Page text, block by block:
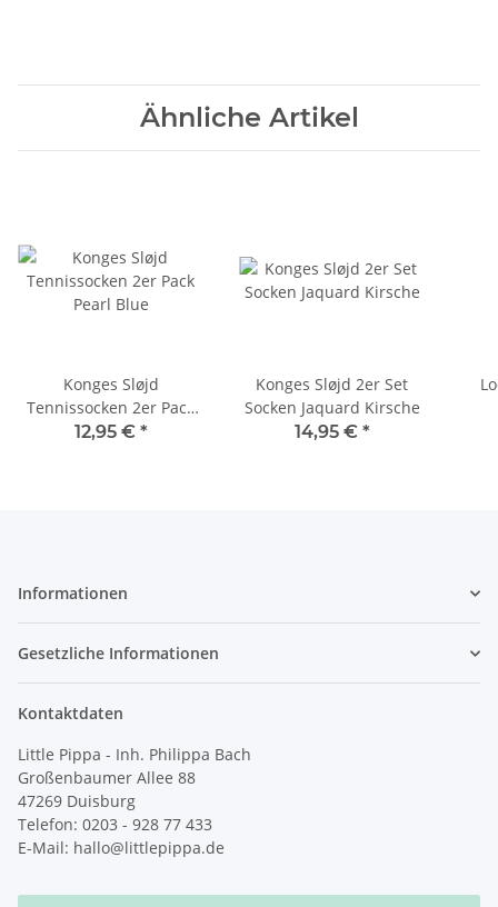
Ähnliche Artikel
Konges Sløjd
Tennissocken 2er Pack
Pearl Blue
12,95 € *
Konges Sløjd 2er Set
Socken Jaquard Kirsche
14,95 € *
Informationen
Gesetzliche Informationen
Kontaktdaten
Little Pippa - Inh. Philippa Bach
Großenbaumer Allee 88
47269 Duisburg
Telefon: 0203 - 928 77 433
E-Mail: hallo@littlepippa.de